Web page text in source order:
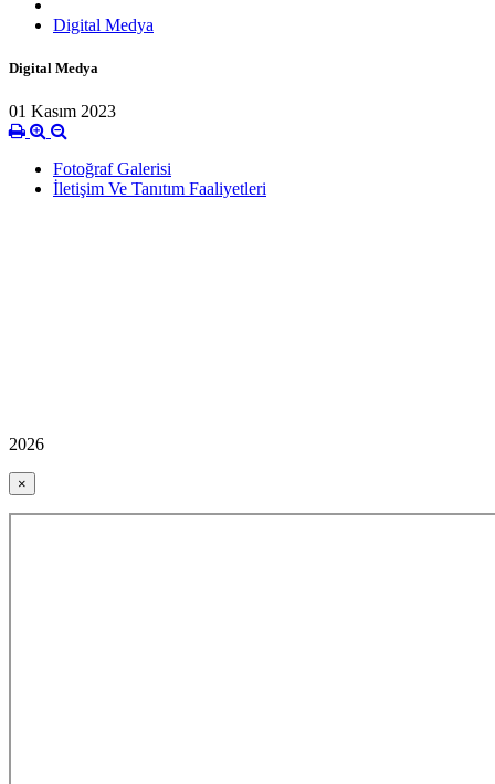
Digital Medya
Digital Medya
01 Kasım 2023
Fotoğraf Galerisi
İletişim Ve Tanıtım Faaliyetleri
2026
×